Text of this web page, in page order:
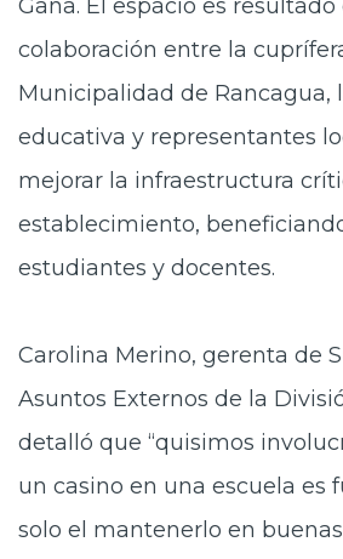
Gana. El espacio es resultado
colaboración entre la
Municipalidad de Rancagua,
educativa y representantes
mejorar la infraestructura
establecimiento,
estudiantes y docentes.
Carolina Merino, gerenta de
Asuntos Externos de la
detalló que “quisimos
un casino en una escuela es
solo el mantenerlo en